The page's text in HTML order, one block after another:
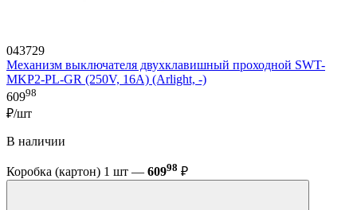
043729
Механизм выключателя двухклавишный проходной SWT-
MKP2-PL-GR (250V, 16A) (Arlight, -)
60998
₽/шт
В наличии
Коробка (картон) 1 шт — 60998 ₽